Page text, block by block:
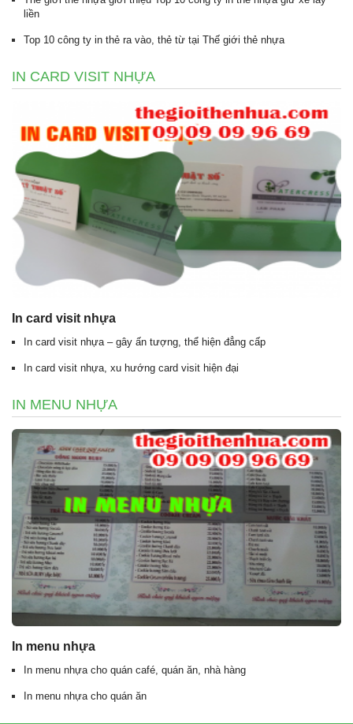
liền
Top 10 công ty in thẻ ra vào, thẻ từ tại Thế giới thẻ nhựa
IN CARD VISIT NHỰA
In card visit nhựa
In card visit nhựa – gây ấn tượng, thể hiện đẳng cấp
In card visit nhựa, xu hướng card visit hiện đại
IN MENU NHỰA
In menu nhựa
In menu nhựa cho quán café, quán ăn, nhà hàng
In menu nhựa cho quán ăn